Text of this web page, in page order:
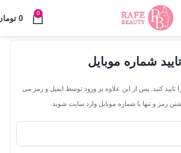
0
0
تایید شماره موبایل
تایید کنید. پس از این علاوه بر ورود توسط ایمیل و رمز می
رمز و تنها با شماره موبایل وارد سایت شوید